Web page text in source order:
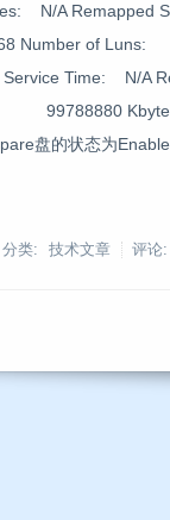
N/A
Number of
Time: N/A
Kbytes
盘的状态为
分类: 技术文章 评论